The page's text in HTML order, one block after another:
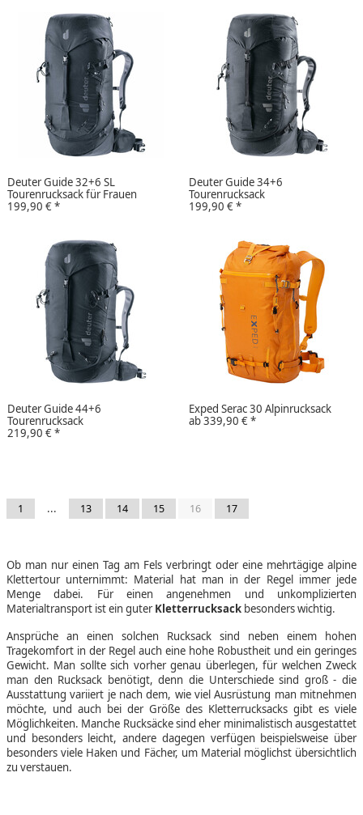
Deuter Guide 32+6 SL
Tourenrucksack für Frauen
199,90 €*
Deuter Guide 34+6
Tourenrucksack
199,90 €*
Deuter Guide 44+6
Tourenrucksack
219,90 €*
Exped Serac 30 Alpinrucksack
ab339,90 €*
1 ... 13 14 15 16 17
Ob man nur einen Tag am Fels verbringt oder eine mehrtägige alpine
Klettertour unternimmt: Material hat man in der Regel immer jede
Menge dabei. Für einen angenehmen und unkomplizierten
Materialtransport ist ein guterKletterrucksack besonders wichtig.
Ansprüche an einen solchen Rucksack sind neben einem hohen
Tragekomfort in der Regel auch eine hohe Robustheit und ein geringes
Gewicht. Man sollte sich vorher genau überlegen, für welchen Zweck
man den Rucksack benötigt, denn die Unterschiede sind groß - die
Ausstattung variiert je nach dem, wie viel Ausrüstung man mitnehmen
möchte, und auch bei der Größe des Kletterrucksacks gibt es viele
Möglichkeiten. Manche Rucksäcke sind eher minimalistisch ausgestattet
und besonders leicht, andere dagegen verfügen beispielsweise über
besonders viele Haken und Fächer, um Material möglichst übersichtlich
zu verstauen.